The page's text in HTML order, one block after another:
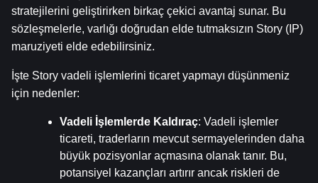
stratejilerini geliştirirken birkaç çekici avantaj sunar. Bu
sözleşmelerle, varlığı doğrudan elde tutmaksızın Story (IP)
maruziyeti elde edebilirsiniz.
İşte Story vadeli işlemlerini ticaret yapmayı düşünmeniz
için nedenler:
Vadeli İşlemlerde Kaldıraç: Vadeli işlemler
ticareti, traderların mevcut sermayelerinden daha
büyük pozisyonlar açmasına olanak tanır. Bu,
potansiyel kazançları artırır ancak riskleri de